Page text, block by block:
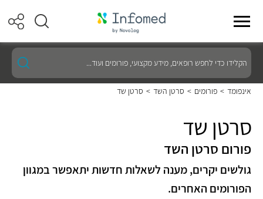
הקלידו
כדי
לחפש
רופאים,
מידע
ועוד...
אינפומד > פורומים > סרטן השד > סרטן שד
סרטן שד
פורום סרטן השד
גולשים יקרים, מענה לשאלות חדשות יתאפשר במגוון
הפורומים האחרים.